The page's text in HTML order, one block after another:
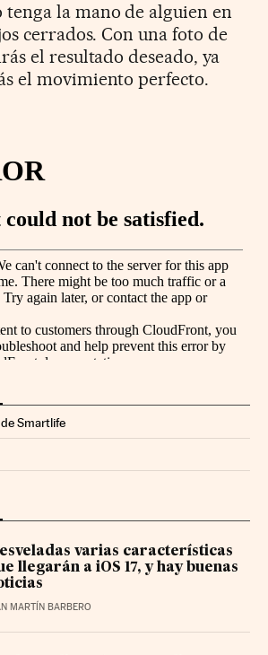
tenga la mano de alguien en
cerrados. Con una foto de
el resultado deseado, ya
el movimiento perfecto.
Smartlife
en Facebook
Días en Twitter
varias características
llegarán a iOS 17, y hay buenas
MARTÍN BARBERO